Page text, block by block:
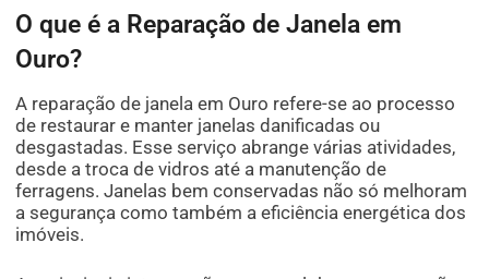
O que é a Reparação de Janela em
Ouro?
A reparação de janela em Ouro refere-se ao processo
de restaurar e manter janelas danificadas ou
desgastadas. Esse serviço abrange várias atividades,
desde a troca de vidros até a manutenção de
ferragens. Janelas bem conservadas não só melhoram
a segurança como também a eficiência energética dos
imóveis.